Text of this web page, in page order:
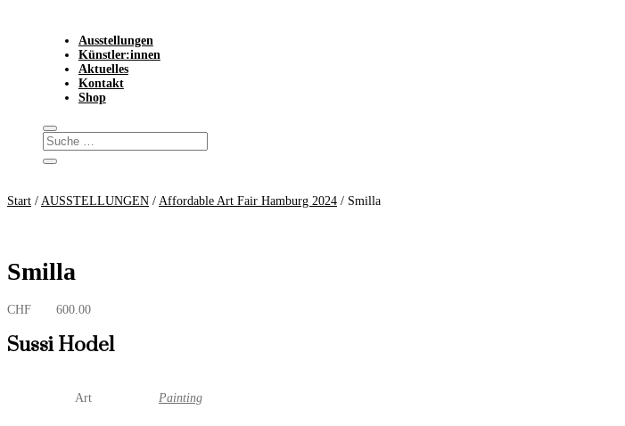
Ausstellungen
Künstler:innen
Aktuelles
Kontakt
Shop
Start / AUSSTELLUNGEN / Affordable Art Fair Hamburg 2024 / Smilla
Smilla
CHF 600.00
Sussi Hodel
Art Painting